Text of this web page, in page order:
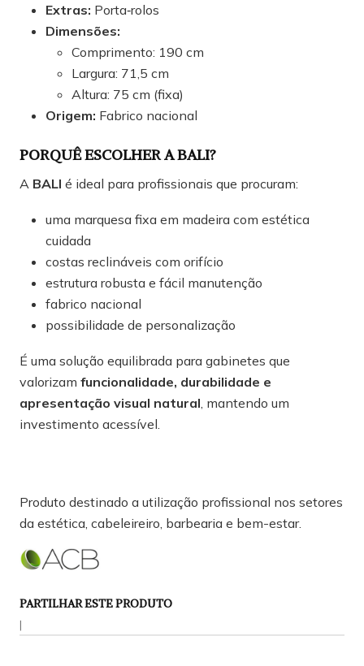
Extras: Porta‑rolos
Dimensões:
Comprimento: 190 cm
Largura: 71,5 cm
Altura: 75 cm (fixa)
Origem: Fabrico nacional
PORQUÊ ESCOLHER A BALI?
A BALI é ideal para profissionais que procuram:
uma marquesa fixa em madeira com estética
cuidada
costas reclináveis com orifício
estrutura robusta e fácil manutenção
fabrico nacional
possibilidade de personalização
É uma solução equilibrada para gabinetes que
valorizam funcionalidade, durabilidade e
apresentação visual natural , mantendo um
investimento acessível.
Produto destinado a utilização profissional nos setores
da estética, cabeleireiro, barbearia e bem-estar.
PARTILHAR ESTE PRODUTO
|